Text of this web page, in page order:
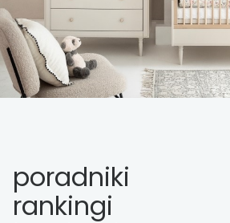
poradniki
rankingi